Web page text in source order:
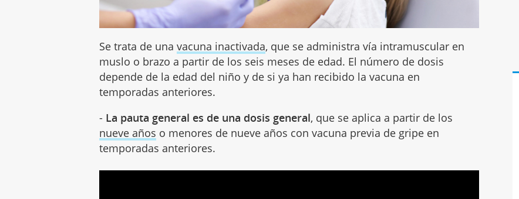
Se trata de unavacuna inactivada, que se administra vía intramuscular en
muslo o brazo a partir de los seis meses de edad. El número de dosis
depende de la edad del niño y de si ya han recibido la vacuna en
temporadas anteriores.
- La pauta general es de una dosis general, que se aplica a partir de los
nueve años o menores de nueve años con vacuna previa de gripe en
temporadas anteriores.